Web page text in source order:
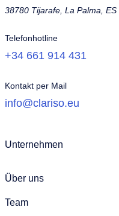
38780 Tijarafe, La Palma, ES
Telefonhotline
+34 661 914 431
Kontakt per Mail
info@clariso.eu
Unternehmen
Über uns
Team